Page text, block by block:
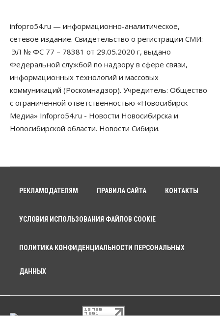
infopro54.ru — информационно-аналитическое,
сетевое издание. Свидетельство о регистрации СМИ:
ЭЛ № ФС 77 – 78381 от 29.05.2020 г, выдано
Федеральной службой по надзору в сфере связи,
информационных технологий и массовых
коммуникаций (Роскомнадзор). Учредитель: Общество
с ограниченной ответственностью «Новосибирск
Медиа» Infopro54.ru - Новости Новосибирска и
Новосибирской области. Новости Сибири.
РЕКЛАМОДАТЕЛЯМ ПРАВИЛА САЙТА КОНТАКТЫ
УСЛОВИЯ ИСПОЛЬЗОВАНИЯ ФАЙЛОВ COOKIE
ПОЛИТИКА КОНФИДЕНЦИАЛЬНОСТИ ПЕРСОНАЛЬНЫХ
ДАННЫХ